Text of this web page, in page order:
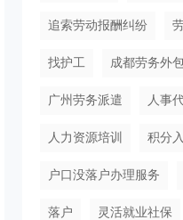
追索劳动报酬纠纷
找护工 成都劳务外
广州劳务派遣 人事
人力资源培训 积分
户口没落户办理服务
落户 灵活就业社保